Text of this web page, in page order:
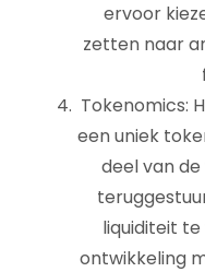
ervoor
zetten naar
Tokenomics:
een uniek
deel van
liquiditeit
ontwikkeling